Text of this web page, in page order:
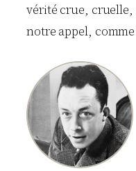
vérité crue, cruelle,
notre appel,